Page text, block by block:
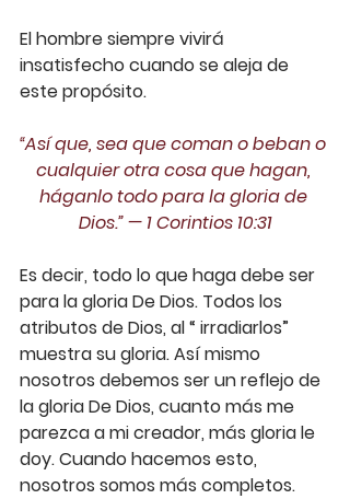
El hombre siempre vivirá
insatisfecho cuando se aleja de
este propósito.
“Así que, sea que coman o beban o
cualquier otra cosa que hagan,
háganlo todo para la gloria de
Dios.” — ‭‭1 Corintios‬ ‭10:31‬‬
Es decir, todo lo que haga debe ser
para la gloria De Dios. Todos los
atributos de Dios, al “ irradiarlos”
muestra su gloria. Así mismo
nosotros debemos ser un reflejo de
la gloria De Dios, cuanto más me
parezca a mi creador, más gloria le
doy. Cuando hacemos esto,
nosotros somos más completos.